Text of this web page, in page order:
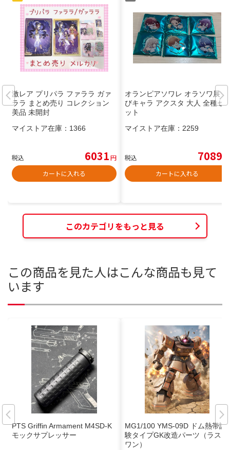
激レア プリパラ ファララ ガァ
ララ まとめ売り コレクション
美品 未開封
マイストア在庫： 1366
税込 6031円
カートに入れる
オランピアソワレ オラソワ展 ち
びキャラ アクスタ 大人 全種セ
ット
マイストア在庫： 2259
税込 7089
カートに入れる
このカテゴリをもっと見る
この商品を見た人はこんな商品も見て
います
PTS Griffin Armament M4SD-K
モックサプレッサー
MG1/100 YMS-09D ドム熱帯試
験タイプGK改造パーツ（ラスト
ワン）